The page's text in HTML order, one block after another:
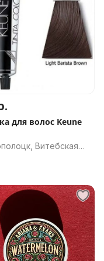
для волос Keune
Витебская